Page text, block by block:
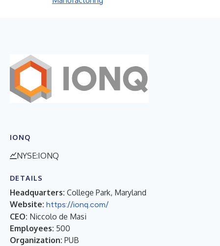
IONQ
NYSE:IONQ
DETAILS
Headquarters: College Park, Maryland
Website: https://ionq.com/
CEO: Niccolo de Masi
Employees: 500
Organization: PUB